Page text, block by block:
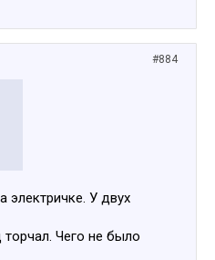
#884
электричке. У двух
Чего не было